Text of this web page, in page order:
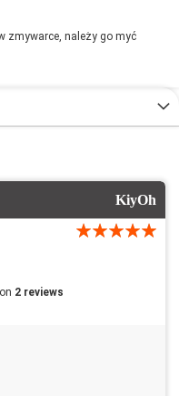
zmywarce, należy go myć
KiyOh
2 reviews